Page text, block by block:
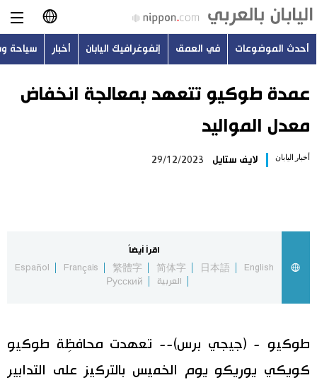
日本語
English
Русский
أحدث الموضوعات
اليابان في فيديو
مانغا وأنيمي
أحدث الموضوعات في العمق إنفوغرافيك اليابان أخبار سياحة
عمدة طوكيو تتعهد بمعالجة انخفاض
معدل المواليد
أخبار اليابان لايف ستايل 29/12/2023
اقرأ أيضاً
English
日本語
简体字
繁體字
Français
Español
العربية
Русский
طوكيو - (جيجي برس)-- تعهدت محافظِة طوكيو
كويكي يوريكو يوم الخميس بالتركيز على التدابير